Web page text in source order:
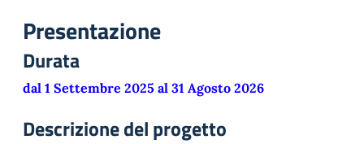
Presentazione
Durata
dal 1 Settembre 2025 al 31 Agosto 2026
Descrizione del progetto